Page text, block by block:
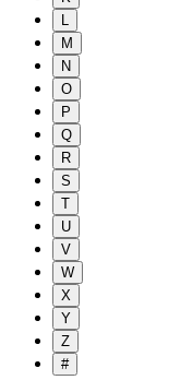
L
M
N
O
P
Q
R
S
T
U
V
W
X
Y
Z
#